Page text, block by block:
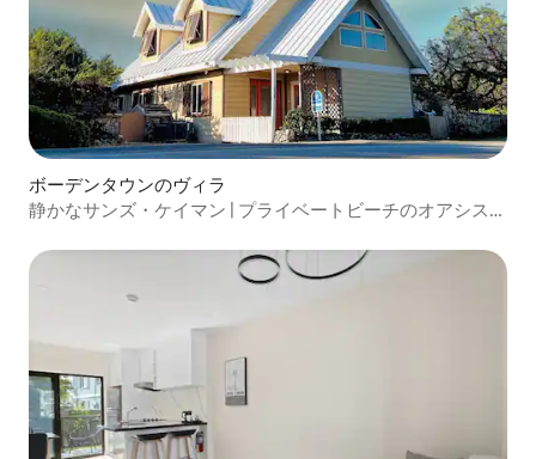
ボーデンタウンのヴィラ
静かなサンズ・ケイマン | プライベートビーチのオアシスと